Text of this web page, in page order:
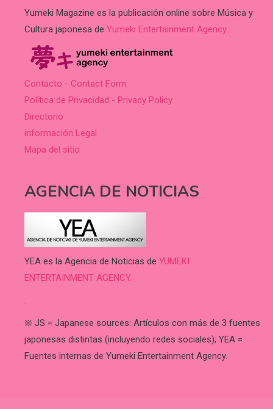
Yumeki Magazine es la publicación online sobre Música y
Cultura japonesa de Yumeki Entertainment Agency.
Contacto - Contact Form
Política de Privacidad - Privacy Policy
Directorio
información Legal
Mapa del sitio
AGENCIA DE NOTICIAS
YEA es la Agencia de Noticias de YUMEKI
ENTERTAINMENT AGENCY.
.
※ JS = Japanese sources: Artículos con más de 3 fuentes
japonesas distintas (incluyendo redes sociales); YEA =
Fuentes internas de Yumeki Entertainment Agency.